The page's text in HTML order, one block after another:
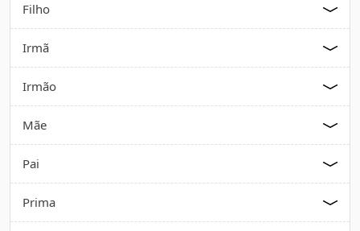
Filho
Irmã
Irmão
Mãe
Pai
Prima